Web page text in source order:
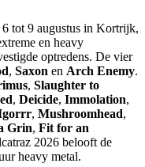
tot 9 augustus in Kortrijk,
en heavy
optredens. De vier
, Saxon en Arch Enemy.
, Slaughter to
, Deicide, Immolation,
, Mushroomhead,
Grin, Fit for an
2026 belooft de
heavy metal.